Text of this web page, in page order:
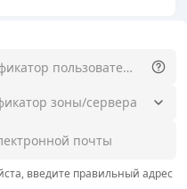
зоны/сервера
введите правильный адрес